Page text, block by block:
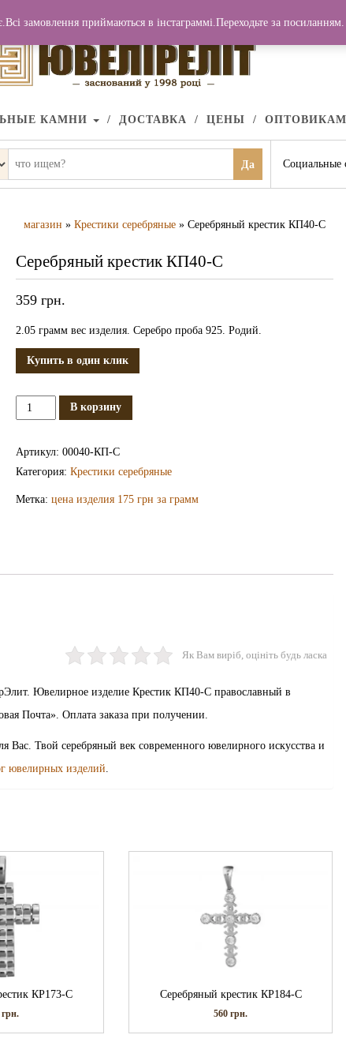
КАМНИ ДОСТАВКА ЦЕНЫ ОПТОВИКАМ
Да Социальные
магазин » Крестики серебряные » Серебряный крестик КП40-С
Серебряный крестик КП40-С
359 грн.
2.05 грамм вес изделия. Серебро проба 925. Родий.
Купить в один клик
Количество
Серебряный
В корзину
Артикул: 00040-КП-С
Категория: Крестики серебряные
Метка: цена изделия 175 грн за грамм
Як Вам виріб, оцініть будь ласка
Ювелирное изделие Крестик КП40-С православный в
Почта». Оплата заказа при получении.
Вас. Твой серебряный век современного ювелирного искусства и
ювелирных изделий.
КР173-С
грн.
Серебряный крестик КР184-С
560грн.
замовлення приймаються в інстаграммі.Переходьте за посиланням.